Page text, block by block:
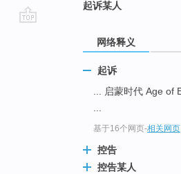
起诉某人
网络释义
起诉
... 启蒙时代 Age of
基于16个网页-相关网页
控告
控告某人